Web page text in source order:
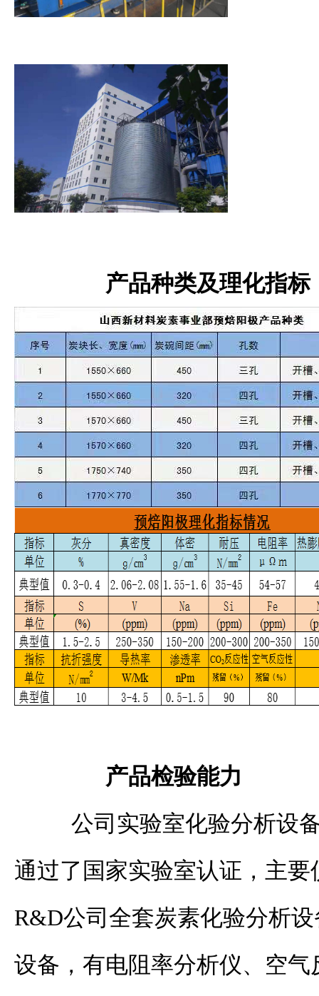
产品种类及理化指标
产品检验能力
公司实验室化验分析设
通过了国家实验室认证，主
R&D公司全套炭素化验分析
设备，有电阻率分析仪、空